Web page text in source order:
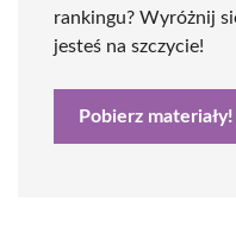
rankingu? Wyróżnij
jesteś na szczycie!
Pobierz materiały!